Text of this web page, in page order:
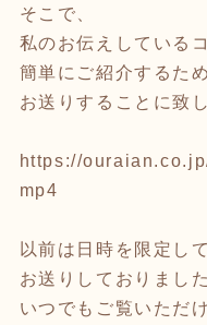
そこで、
私のお伝えしている
簡単にご紹介するた
お送りすることに致
https://
mp4
以前は日時を限定して
お送りしておりました
いつでもご覧いただ